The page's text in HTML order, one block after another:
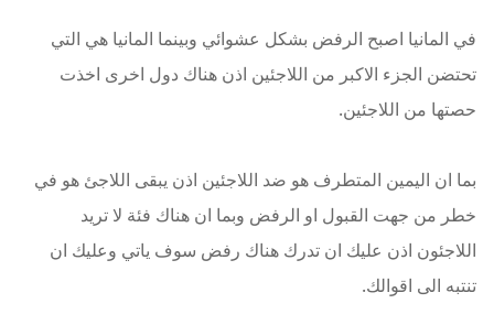
في المانيا اصبح الرفض بشكل عشوائي وبينما المانيا هي التي
تحتضن الجزء الاكبر من اللاجئين اذن هناك دول اخرى اخذت
حصتها من اللاجئين.
بما ان اليمين المتطرف هو ضد اللاجئين اذن يبقى اللاجئ هو في
خطر من جهت القبول او الرفض وبما ان هناك فئة لا تريد
اللاجئون اذن عليك ان تدرك هناك رفض سوف ياتي وعليك ان
تنتبه الى اقوالك.